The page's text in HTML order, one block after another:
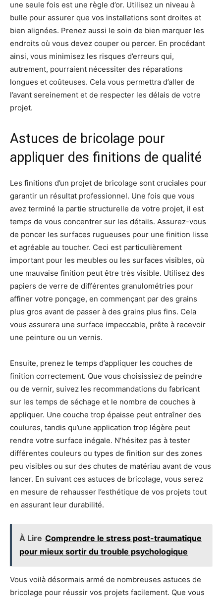
une seule fois est une règle d’or. Utilisez un niveau à
bulle pour assurer que vos installations sont droites et
bien alignées. Prenez aussi le soin de bien marquer les
endroits où vous devez couper ou percer. En procédant
ainsi, vous minimisez les risques d’erreurs qui,
autrement, pourraient nécessiter des réparations
longues et coûteuses. Cela vous permettra d’aller de
l’avant sereinement et de respecter les délais de votre
projet.
Astuces de bricolage pour
appliquer des finitions de qualité
Les finitions d’un projet de bricolage sont cruciales pour
garantir un résultat professionnel. Une fois que vous
avez terminé la partie structurelle de votre projet, il est
temps de vous concentrer sur les détails. Assurez-vous
de poncer les surfaces rugueuses pour une finition lisse
et agréable au toucher. Ceci est particulièrement
important pour les meubles ou les surfaces visibles, où
une mauvaise finition peut être très visible. Utilisez des
papiers de verre de différentes granulométries pour
affiner votre ponçage, en commençant par des grains
plus gros avant de passer à des grains plus fins. Cela
vous assurera une surface impeccable, prête à recevoir
une peinture ou un vernis.
Ensuite, prenez le temps d’appliquer les couches de
finition correctement. Que vous choisissiez de peindre
ou de vernir, suivez les recommandations du fabricant
sur les temps de séchage et le nombre de couches à
appliquer. Une couche trop épaisse peut entraîner des
coulures, tandis qu’une application trop légère peut
rendre votre surface inégale. N’hésitez pas à tester
différentes couleurs ou types de finition sur des zones
peu visibles ou sur des chutes de matériau avant de vous
lancer. En suivant ces astuces de bricolage, vous serez
en mesure de rehausser l’esthétique de vos projets tout
en assurant leur durabilité.
À Lire Comprendre le stress post-traumatique
pour mieux sortir du trouble psychologique
Vous voilà désormais armé de nombreuses astuces de
bricolage pour réussir vos projets facilement. Que vous